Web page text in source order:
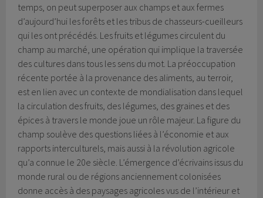
temps, on peut superposer aux champs et aux fermes
d’aujourd’hui les forêts et les tribus de chasseurs-cueilleurs
qui les ont précédés. Les fruits et légumes circulent du
champ au marché, une opération qui implique la traversée
des cultures dans tous les sens du mot. La préoccupation
récente portée à la provenance des aliments, au terroir,
est en lien avec un contexte de mondialisation dans lequel
la circulation des fruits, des légumes, des graines et des
épices à travers le monde joue un rôle majeur. La figure du
champ soulève des questions liées à l’économie et aux
rapports interculturels, mais aussi à la révolution agricole
qu’a connue le 20e siècle. L’émergence d’écrivains issus du
monde rural ou de régions anciennement colonisées
donne accès à des paysages agricoles vus de l’intérieur et